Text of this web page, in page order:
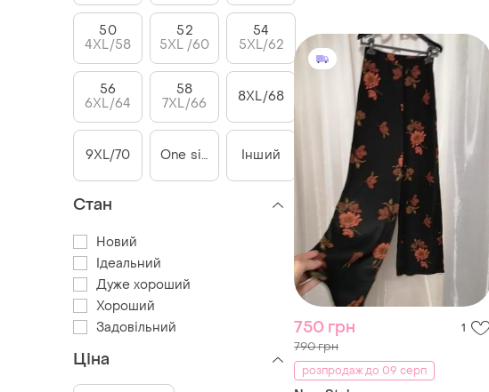
750 грн 1
790 грн
розпродаж до 09 серп
50
4XL/58
52
5XL /60
54
5XL/62
56
6XL/64
58
7XL/66
8XL/68
9XL/70 One size Інший
Стан
Новий
Ідеальний
Дуже хороший
Хороший
Задовільний
Ціна